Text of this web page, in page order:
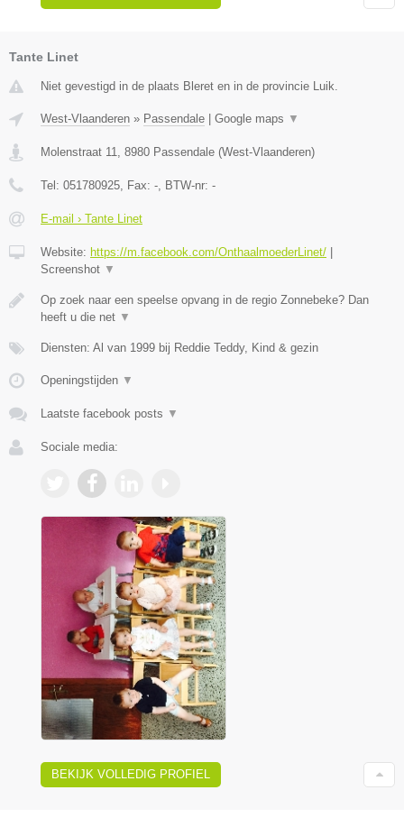
Tante Linet
Niet gevestigd in de plaats Bleret en in de provincie Luik.
West-Vlaanderen » Passendale | Google maps ▼
Molenstraat 11 8980 Passendale (West-Vlaanderen)
Tel: 051780925 , Fax: - , BTW-nr: -
E-mail › Tante Linet
Website: https://m.facebook.com/OnthaalmoederLinet/ |
Screenshot ▼
Op zoek naar een speelse opvang in de regio Zonnebeke? Dan
heeft u die net ▼
Diensten: Al van 1999 bij Reddie Teddy, Kind & gezin
Openingstijden ▼
Laatste facebook posts ▼
Sociale media:
BEKIJK VOLLEDIG PROFIEL